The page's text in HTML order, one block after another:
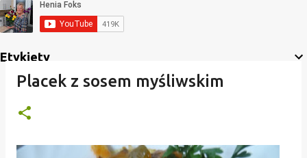
Etykiety
Placek z sosem myśliwskim